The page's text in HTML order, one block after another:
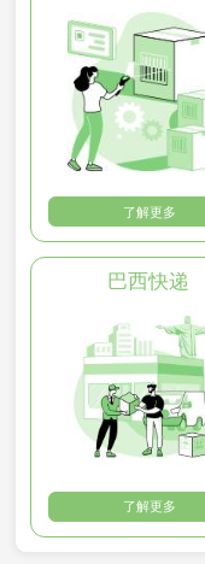
了解更多
巴西快递
了解更多